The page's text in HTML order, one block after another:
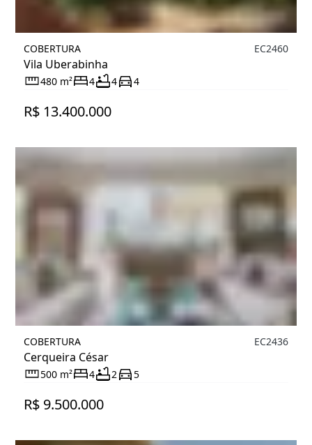
COBERTURA
Vila Uberabinha
EC2460
480 m² 4 4 4
R$ 13.400.000
COBERTURA
Cerqueira César
EC2436
500 m² 4 2 5
R$ 9.500.000